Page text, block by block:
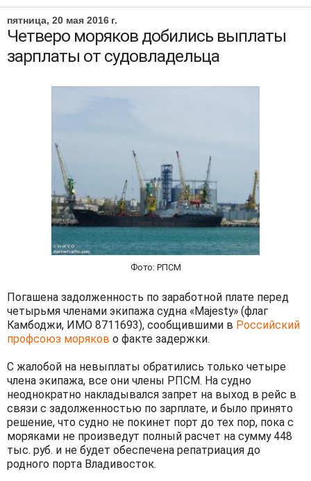
пятница, 20 мая 2016 г.
Четверо моряков добились выплаты
зарплаты от судовладельца
Фото: РПСМ
Погашена задолженность по заработной плате перед
четырьмя членами экипажа судна «Majesty» (флаг
Камбоджи, ИМО 8711693), сообщившими в Российский
профсоюз моряков о факте задержки.
С жалобой на невыплаты обратились только четыре
члена экипажа, все они члены РПСМ. На судно
неоднократно накладывался запрет на выход в рейс в
связи с задолженностью по зарплате, и было принято
решение, что судно не покинет порт до тех пор, пока с
моряками не произведут полный расчет на сумму 448
тыс. руб. и не будет обеспечена репатриация до
родного порта Владивосток.